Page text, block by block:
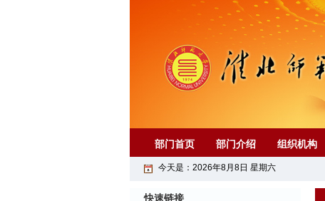
部门首页 部门介绍 组织机构
今天是： 2026年8月 8日 星期六
快速链接